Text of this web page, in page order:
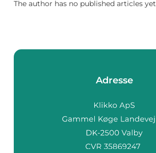
The author has no published articles yet
Adresse